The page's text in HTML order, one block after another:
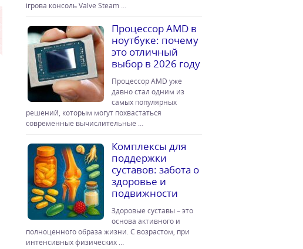
ігрова консоль Valve Steam …
Процессор AMD в
ноутбуке: почему
это отличный
выбор в 2026 году
Процессор AMD уже
давно стал одним из
самых популярных
решений, которым могут похвастаться
современные вычислительные …
Комплексы для
поддержки
суставов: забота о
здоровье и
подвижности
Здоровые суставы – это
основа активного и
полноценного образа жизни. С возрастом, при
интенсивных физических …